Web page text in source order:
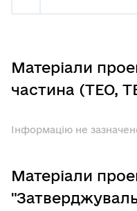
Матеріали
частина (ТЕО,
Інформацію не
Матеріали